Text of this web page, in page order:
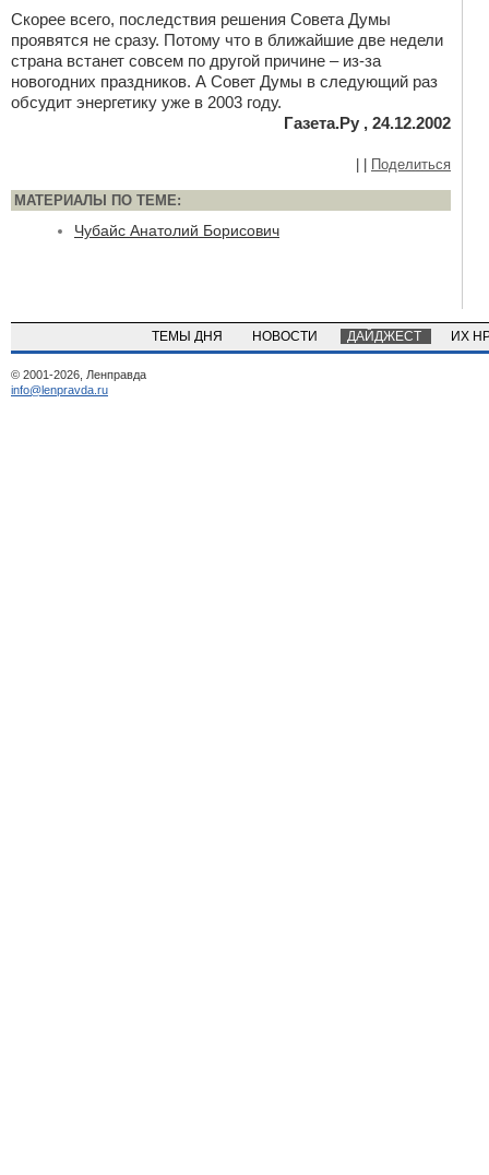
Скорее всего, последствия решения Совета Думы
проявятся не сразу. Потому что в ближайшие две недели
страна встанет совсем по другой причине – из-за
новогодних праздников. А Совет Думы в следующий раз
обсудит энергетику уже в 2003 году.
Газета.Ру , 24.12.2002
Поделиться
МАТЕРИАЛЫ ПО ТЕМЕ:
Чубайс Анатолий Борисович
ТЕМЫ ДНЯ НОВОСТИ ДАЙДЖЕСТ ИХ
© 2001-2026, Ленправда
info@lenpravda.ru